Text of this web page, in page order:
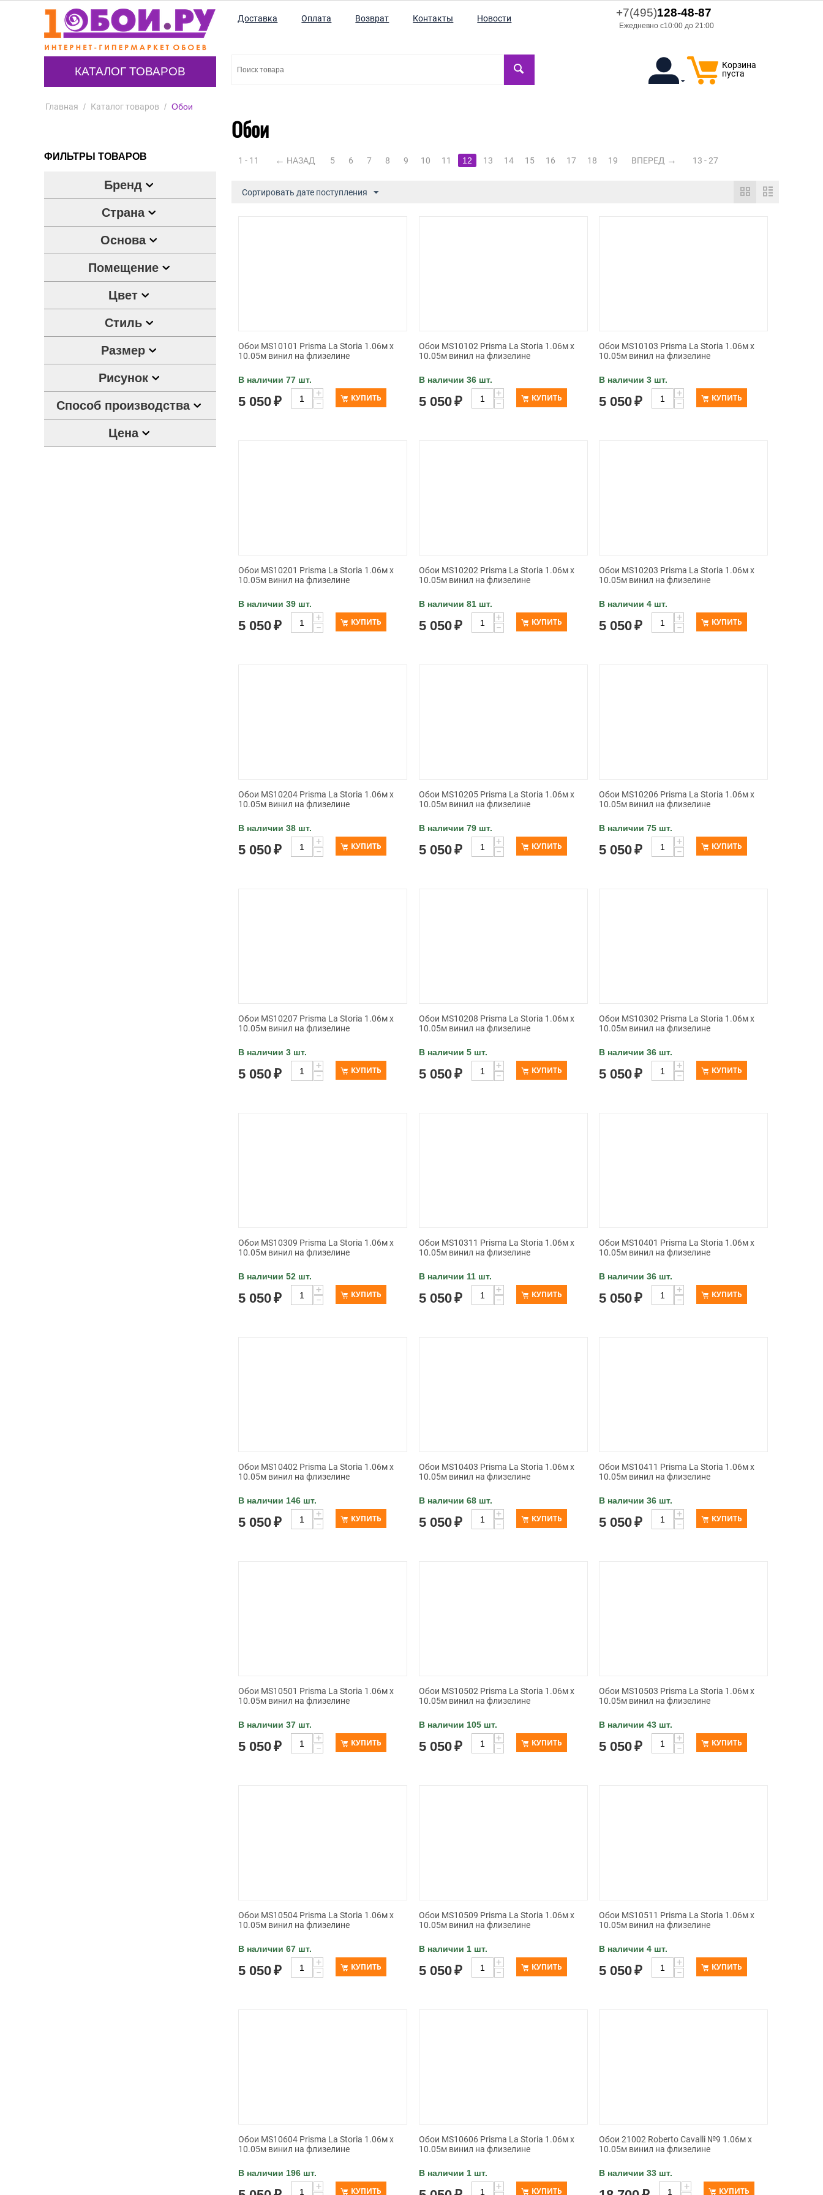
КАТАЛОГ ТОВАРОВ
Доставка Оплата Возврат Контакты Новости +7(495)128-48-87
Ежедневно с10:00 до 21:00
Корзина
пуста
Главная / Каталог товаров / Обои
ФИЛЬТРЫ ТОВАРОВ
Бренд
Страна
Основа
Помещение
Цвет
Стиль
Размер
Рисунок
Способ производства
Цена
Обои
1 - 11 НАЗАД 5 6 7 8 9 10 11 12 13 14 15 16 17 18 19 ВПЕРЕД 13 - 27
Сортировать дате поступления
Обои MS10101 Prisma La Storia 1.06м x
10.05м винил на флизелине
В наличии 77 шт.
5 050₽
+
−
КУПИТЬ
Обои MS10102 Prisma La Storia 1.06м x
10.05м винил на флизелине
В наличии 36 шт.
5 050₽
+
−
КУПИТЬ
Обои MS10103 Prisma La Storia 1.06м x
10.05м винил на флизелине
В наличии 3 шт.
5 050₽
+
−
КУПИТЬ
Обои MS10201 Prisma La Storia 1.06м x
10.05м винил на флизелине
В наличии 39 шт.
5 050₽
+
−
КУПИТЬ
Обои MS10202 Prisma La Storia 1.06м x
10.05м винил на флизелине
В наличии 81 шт.
5 050₽
+
−
КУПИТЬ
Обои MS10203 Prisma La Storia 1.06м x
10.05м винил на флизелине
В наличии 4 шт.
5 050₽
+
−
КУПИТЬ
Обои MS10204 Prisma La Storia 1.06м x
10.05м винил на флизелине
В наличии 38 шт.
5 050₽
+
−
КУПИТЬ
Обои MS10205 Prisma La Storia 1.06м x
10.05м винил на флизелине
В наличии 79 шт.
5 050₽
+
−
КУПИТЬ
Обои MS10206 Prisma La Storia 1.06м x
10.05м винил на флизелине
В наличии 75 шт.
5 050₽
+
−
КУПИТЬ
Обои MS10207 Prisma La Storia 1.06м x
10.05м винил на флизелине
В наличии 3 шт.
5 050₽
+
−
КУПИТЬ
Обои MS10208 Prisma La Storia 1.06м x
10.05м винил на флизелине
В наличии 5 шт.
5 050₽
+
−
КУПИТЬ
Обои MS10302 Prisma La Storia 1.06м x
10.05м винил на флизелине
В наличии 36 шт.
5 050₽
+
−
КУПИТЬ
Обои MS10309 Prisma La Storia 1.06м x
10.05м винил на флизелине
В наличии 52 шт.
5 050₽
+
−
КУПИТЬ
Обои MS10311 Prisma La Storia 1.06м x
10.05м винил на флизелине
В наличии 11 шт.
5 050₽
+
−
КУПИТЬ
Обои MS10401 Prisma La Storia 1.06м x
10.05м винил на флизелине
В наличии 36 шт.
5 050₽
+
−
КУПИТЬ
Обои MS10402 Prisma La Storia 1.06м x
10.05м винил на флизелине
В наличии 146 шт.
5 050₽
+
−
КУПИТЬ
Обои MS10403 Prisma La Storia 1.06м x
10.05м винил на флизелине
В наличии 68 шт.
5 050₽
+
−
КУПИТЬ
Обои MS10411 Prisma La Storia 1.06м x
10.05м винил на флизелине
В наличии 36 шт.
5 050₽
+
−
КУПИТЬ
Обои MS10501 Prisma La Storia 1.06м x
10.05м винил на флизелине
В наличии 37 шт.
5 050₽
+
−
КУПИТЬ
Обои MS10502 Prisma La Storia 1.06м x
10.05м винил на флизелине
В наличии 105 шт.
5 050₽
+
−
КУПИТЬ
Обои MS10503 Prisma La Storia 1.06м x
10.05м винил на флизелине
В наличии 43 шт.
5 050₽
+
−
КУПИТЬ
Обои MS10504 Prisma La Storia 1.06м x
10.05м винил на флизелине
В наличии 67 шт.
5 050₽
+
−
КУПИТЬ
Обои MS10509 Prisma La Storia 1.06м x
10.05м винил на флизелине
В наличии 1 шт.
5 050₽
+
−
КУПИТЬ
Обои MS10511 Prisma La Storia 1.06м x
10.05м винил на флизелине
В наличии 4 шт.
5 050₽
+
−
КУПИТЬ
Обои MS10604 Prisma La Storia 1.06м x
10.05м винил на флизелине
В наличии 196 шт.
+
КУПИТЬ
Обои MS10606 Prisma La Storia 1.06м x
10.05м винил на флизелине
В наличии 1 шт.
+
КУПИТЬ
Обои 21002 Roberto Cavalli №9 1.06м x
10.05м винил на флизелине
В наличии 33 шт.
+
КУПИТЬ